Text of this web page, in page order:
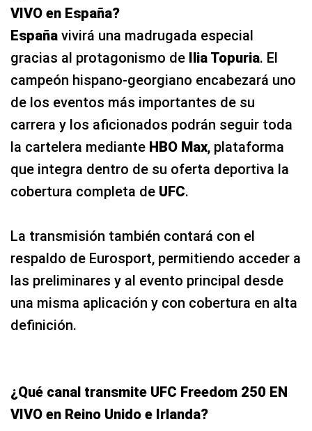
VIVO en España?
España vivirá una madrugada especial
gracias al protagonismo de Ilia Topuria. El
campeón hispano-georgiano encabezará uno
de los eventos más importantes de su
carrera y los aficionados podrán seguir toda
la cartelera mediante HBO Max, plataforma
que integra dentro de su oferta deportiva la
cobertura completa de UFC.
La transmisión también contará con el
respaldo de Eurosport, permitiendo acceder a
las preliminares y al evento principal desde
una misma aplicación y con cobertura en alta
definición.
¿Qué canal transmite UFC Freedom 250 EN
VIVO en Reino Unido e Irlanda?